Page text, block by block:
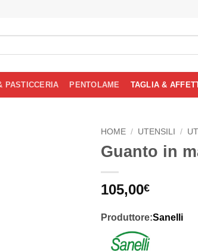
PASTICCERIA PENTOLAME TAGLIA &
HOME / UTENSILI /
Guanto in
105,00€
Produttore:Sanelli